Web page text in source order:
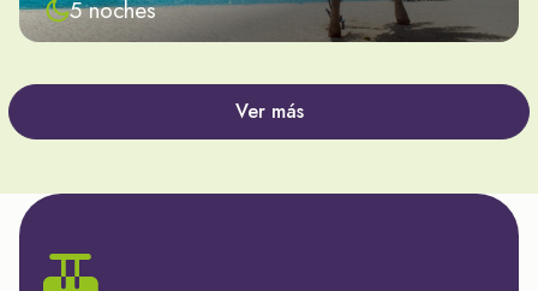
5 noches
Ver más